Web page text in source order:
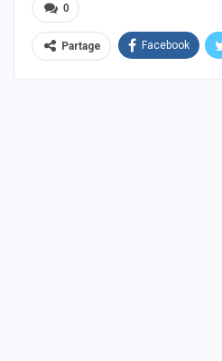
0
Partage Facebook